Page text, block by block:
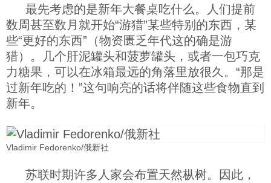
最先考虑的是新年大餐桌吃什么。人们提前
数周甚至数月就开始“游猎”某些特别的东西，某
些“更好的东西”（物资匮乏年代这的确是游
猎）。几个肝泥罐头和菠萝罐头，或者一包巧克
力糖果，可以在冰箱最远的角落里放很久。“那是
过新年吃的！”这句响亮的话将伴随这些食物直到
新年。
Vladimir Fedorenko/俄新社
苏联时期许多人家会布置天然枞树。因此，